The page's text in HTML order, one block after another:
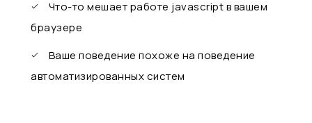
Что-то мешает работе javascript в вашем
браузере
Ваше поведение похоже на поведение
автоматизированных систем